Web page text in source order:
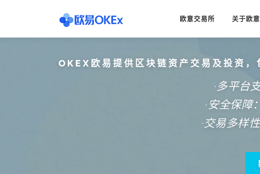
欧意交易所 关于欧
OKEX欧易提供区块链资产交易及投资
·多平台
·安全保障
·交易多样